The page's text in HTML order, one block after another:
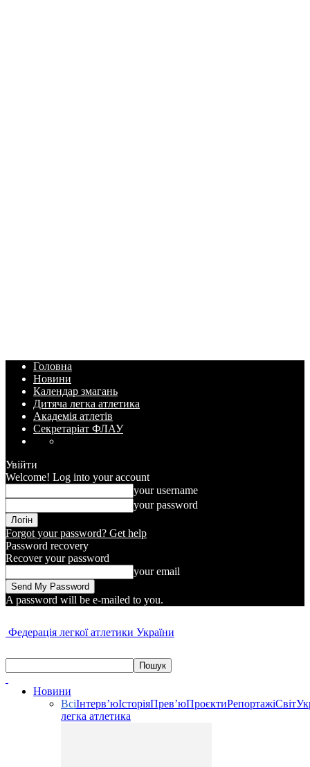
Головна
Новини
Календар змагань
Дитяча легка атлетика
Академія атлетів
Секретаріат ФЛАУ
Увійти
Welcome! Log into your account
your username
your password
Forgot your password? Get help
Password recovery
Recover your password
your email
A password will be e-mailed to you.
Федерація легкої атлетики України
Новини
ВсіІнтерв’юІсторіяПрев’юПроєктиРепортажіСвіт
легка атлетика